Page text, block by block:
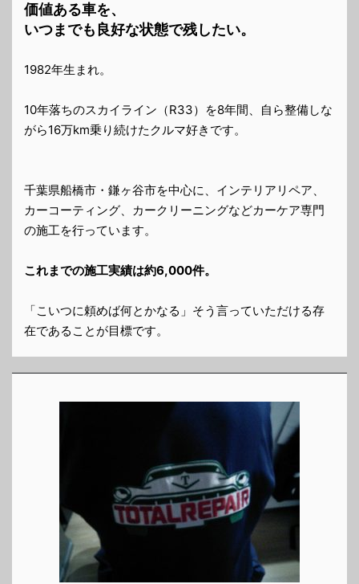
価値ある車を、
いつまでも良好な状態で残したい。
1982年生まれ。
10年落ちのスカイライン（R33）を8年間、自ら整備しな
がら16万km乗り続けたクルマ好きです。
千葉県船橋市・鎌ヶ谷市を中心に、インテリアリペア、
カーコーティング、カークリーニングなどカーケア専門
の施工を行っています。
これまでの施工実績は約6,000件。
「こいつに頼めば何とかなる」そう言っていただける存
在であることが目標です。